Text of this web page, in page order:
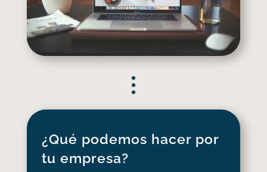
¿Qué podemos hacer por
tu empresa?